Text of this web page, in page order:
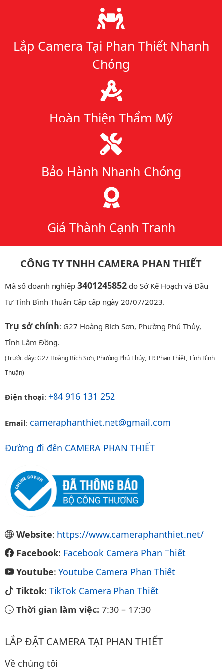
Lý do chọn chúng tôi
Lắp Camera Tại Phan Thiết Nhanh
Chóng
Hoàn Thiện Thẩm Mỹ
Bảo Hành Nhanh Chóng
Giá Thành Cạnh Tranh
CÔNG TY TNHH CAMERA PHAN THIẾT
Mã số doanh nghiệp 3401245852 do Sở Kế Hoạch và Đầu
Tư Tỉnh Bình Thuận Cấp cấp ngày 20/07/2023.
Trụ sở chính: G27 Hoàng Bích Sơn, Phường Phú Thủy,
Tỉnh Lâm Đồng.
(Trước đây: G27 Hoàng Bích Sơn, Phường Phú Thủy, TP. Phan Thiết, Tỉnh Bình
Thuận)
Điện thoại: +84 916 131 252
Email: cameraphanthiet.net@gmail.com
Đường đi đến CAMERA PHAN THIẾT
Website: https://www.cameraphanthiet.net/
Facebook: Facebook Camera Phan Thiết
Youtube: Youtube Camera Phan Thiết
Tiktok: TikTok Camera Phan Thiết
Thời gian làm việc: 7:30 – 17:30
LẮP ĐẶT CAMERA TẠI PHAN THIẾT
Về chúng tôi